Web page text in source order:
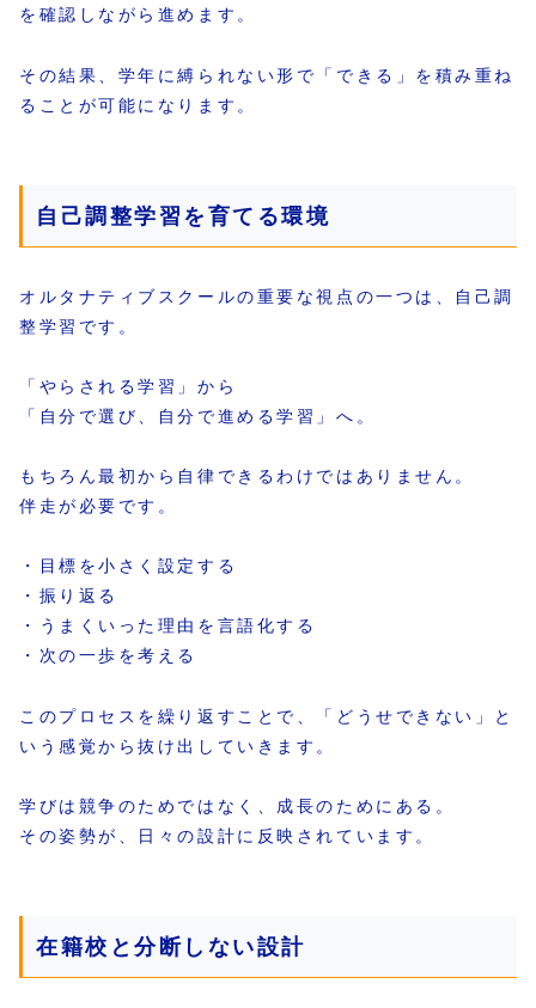
を確認しながら進めます。
その結果、学年に縛られない形で「できる」を積み重ね
ることが可能になります。
自己調整学習を育てる環境
オルタナティブスクールの重要な視点の一つは、自己調
整学習です。
「やらされる学習」から
「自分で選び、自分で進める学習」へ。
もちろん最初から自律できるわけではありません。
伴走が必要です。
・目標を小さく設定する
・振り返る
・うまくいった理由を言語化する
・次の一歩を考える
このプロセスを繰り返すことで、「どうせできない」と
いう感覚から抜け出していきます。
学びは競争のためではなく、成長のためにある。
その姿勢が、日々の設計に反映されています。
在籍校と分断しない設計